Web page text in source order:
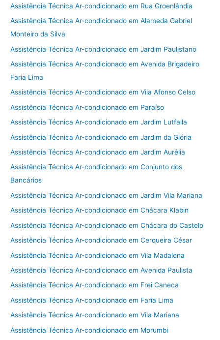
Assistência Técnica Ar-condicionado em Rua Groenlândia
Assistência Técnica Ar-condicionado em Alameda Gabriel
Monteiro da Silva
Assistência Técnica Ar-condicionado em Jardim Paulistano
Assistência Técnica Ar-condicionado em Avenida Brigadeiro
Faria Lima
Assistência Técnica Ar-condicionado em Vila Afonso Celso
Assistência Técnica Ar-condicionado em Paraíso
Assistência Técnica Ar-condicionado em Jardim Lutfalla
Assistência Técnica Ar-condicionado em Jardim da Glória
Assistência Técnica Ar-condicionado em Jardim Aurélia
Assistência Técnica Ar-condicionado em Conjunto dos
Bancários
Assistência Técnica Ar-condicionado em Jardim Vila Mariana
Assistência Técnica Ar-condicionado em Chácara Klabin
Assistência Técnica Ar-condicionado em Chácara do Castelo
Assistência Técnica Ar-condicionado em Cerqueira César
Assistência Técnica Ar-condicionado em Vila Madalena
Assistência Técnica Ar-condicionado em Avenida Paulista
Assistência Técnica Ar-condicionado em Frei Caneca
Assistência Técnica Ar-condicionado em Faria Lima
Assistência Técnica Ar-condicionado em Vila Mariana
Assistência Técnica Ar-condicionado em Morumbi